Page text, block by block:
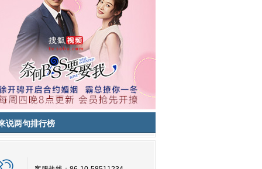
说两句排行榜